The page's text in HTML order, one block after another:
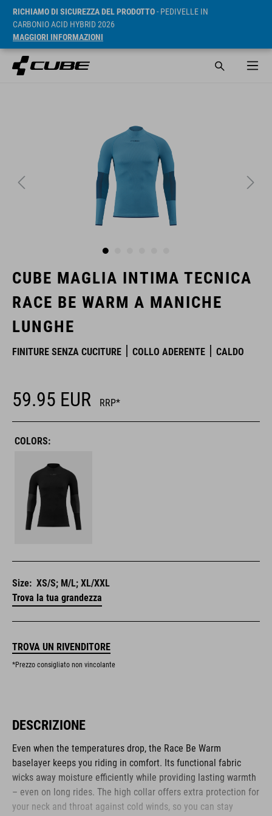
RICHIAMO DI SICUREZZA DEL PRODOTTO- PEDIVELLE IN
CARBONIO ACID HYBRID 2026
MAGGIORI INFORMAZIONI
CUBE MAGLIA INTIMA TECNICA
RACE BE WARM A MANICHE
LUNGHE
FINITURE SENZA CUCITURE COLLO ADERENTE CALDO
59.95 EUR RRP*
COLORS:
Size: XS/S; M/L; XL/XXL
Trova la tua grandezza
TROVA UN RIVENDITORE
*Prezzo consigliato non vincolante
DESCRIZIONE
Even when the temperatures drop, the Race Be Warm
baselayer keeps you riding in comfort. Its functional fabric
wicks away moisture efficiently while providing lasting warmth
– even on long rides. The high collar offers extra protection for
your neck and throat against cold winds, so you can stay